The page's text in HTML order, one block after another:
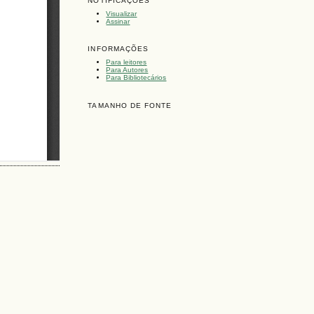
Visualizar
Assinar
INFORMAÇÕES
Para leitores
Para Autores
Para Bibliotecários
TAMANHO DE FONTE